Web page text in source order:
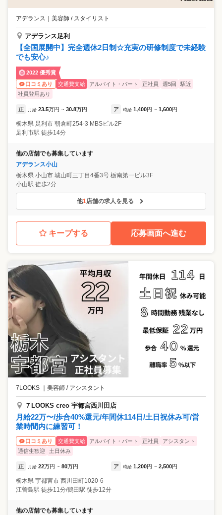
アデランス 美容師 / スタイリスト
アデランス足利
【全国展開中】完全週休2日制☆充実の研修制度で未経験
でも安心♪
2022 優秀賞
口コミあり
交通費支給 アルバイト・パート 正社員 週5回
駅近
社員登用あり
正 月給 23.5万円 ~ 30.8万円 ア 時給 1,400円 ~ 1,600円
栃木県 足利市 朝倉町254-3 MBSビル2F
足利市駅 徒歩14分
他の店舗でも募集しています
アデランス小山
栃木県 小山市 城山町三丁目4番3号 栃南第一ビル3F
小山駅 徒歩2分
他1店舗の求人を見る
キープする 応募画面へ進む
7LOOKS 美容師 / アシスタント
７LOOKS creo 宇都宮西川田店
月給22万〜/歩合40%還元/年間休114日/土日祝休み可/営
業時間内に練習可！
口コミあり 交通費支給 アルバイト・パート 正社員
アシスタント
通信生歓迎
土日休み
正 月給 22万円 ~ 80万円 ア 時給 1,200円 ~ 2,500円
栃木県 宇都宮市 西川田町1020-6
江曽島駅 徒歩11分/鶴田駅 徒歩12分
他の店舗でも募集しています